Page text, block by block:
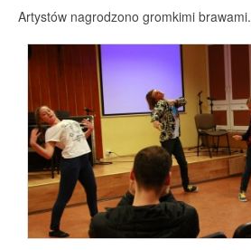
Artystów nagrodzono gromkimi brawami.